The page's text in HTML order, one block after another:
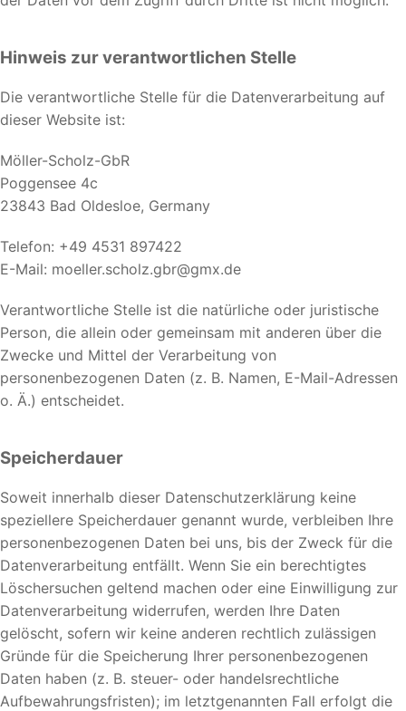
Hinweis zur verantwortlichen Stelle
Die verantwortliche Stelle für die Datenverarbeitung auf
dieser Website ist:
Möller-Scholz-GbR
Poggensee 4c
23843 Bad Oldesloe, Germany
Telefon: +49 4531 897422
E-Mail: moeller.scholz.gbr@gmx.de
Verantwortliche Stelle ist die natürliche oder juristische
Person, die allein oder gemeinsam mit anderen über die
Zwecke und Mittel der Verarbeitung von
personenbezogenen Daten (z. B. Namen, E-Mail-Adressen
o. Ä.) entscheidet.
Speicherdauer
Soweit innerhalb dieser Datenschutzerklärung keine
speziellere Speicherdauer genannt wurde, verbleiben Ihre
personenbezogenen Daten bei uns, bis der Zweck für die
Datenverarbeitung entfällt. Wenn Sie ein berechtigtes
Löschersuchen geltend machen oder eine Einwilligung zur
Datenverarbeitung widerrufen, werden Ihre Daten
gelöscht, sofern wir keine anderen rechtlich zulässigen
Gründe für die Speicherung Ihrer personenbezogenen
Daten haben (z. B. steuer- oder handelsrechtliche
Aufbewahrungsfristen); im letztgenannten Fall erfolgt die